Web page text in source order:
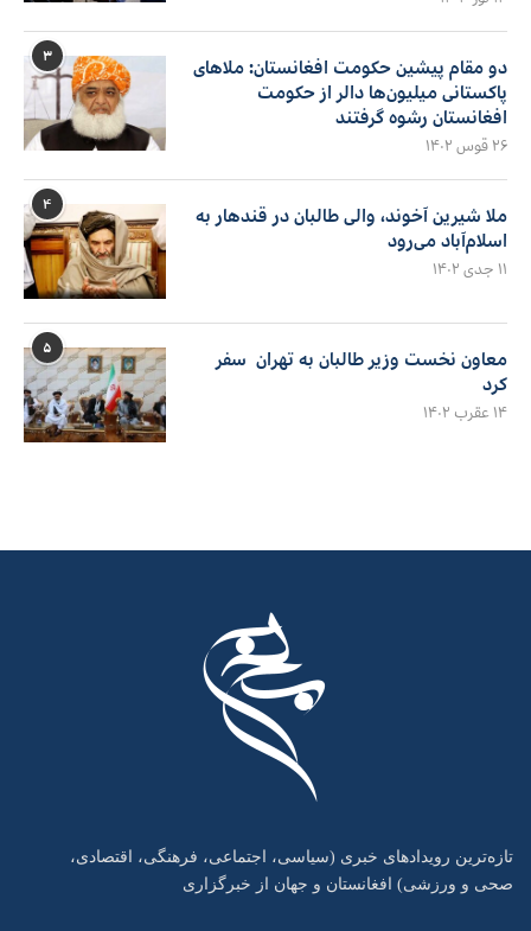
۳
دو مقام پیشین حکومت افغانستان: ملاهای
پاکستانی میلیون‌ها دالر از حکومت
افغانستان رشوه گرفتند
۲۶ قوس ۱۴۰۲
۴
ملا شیرین آخوند، والی طالبان در قندهار به
اسلام‌آباد می‌رود
۱۱ جدی ۱۴۰۲
۵
معاون نخست وزیر طالبان به تهران سفر
کرد
۱۴ عقرب ۱۴۰۲
تازه‌ترین رویدادهای خبری (سیاسی، اجتماعی، فرهنگی، اقتصادی،
صحی و ورزشی) افغانستان و جهان از خبرگزاری